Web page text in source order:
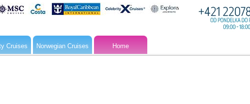
Cruises Norwegian Cruises Home